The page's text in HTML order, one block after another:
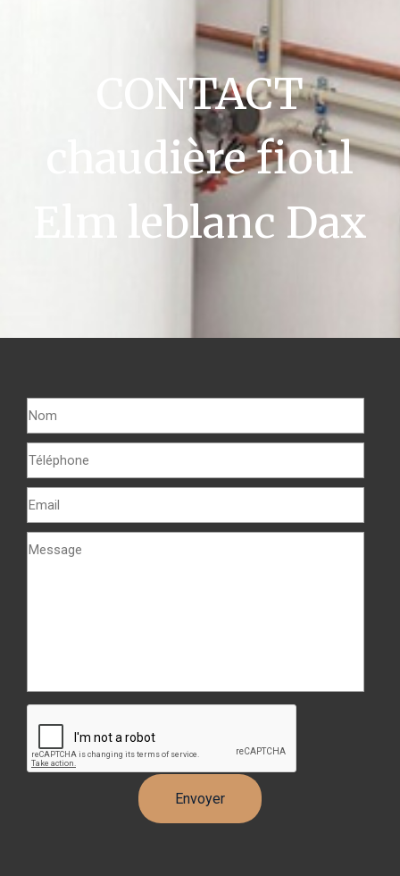
CONTACT
chaudière fioul
Elm leblanc Dax